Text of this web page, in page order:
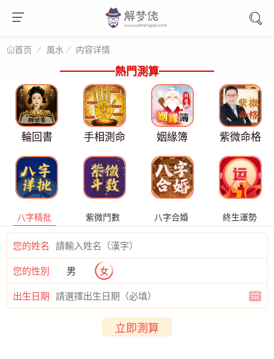
首页 風水 内容详情
熱門測算
輪回書 手相測命 姻緣簿 紫微命格
八字精批 紫微鬥數 八字合婚 終生運勢
您的姓名
您的性別 男 女
出生日期
立即測算